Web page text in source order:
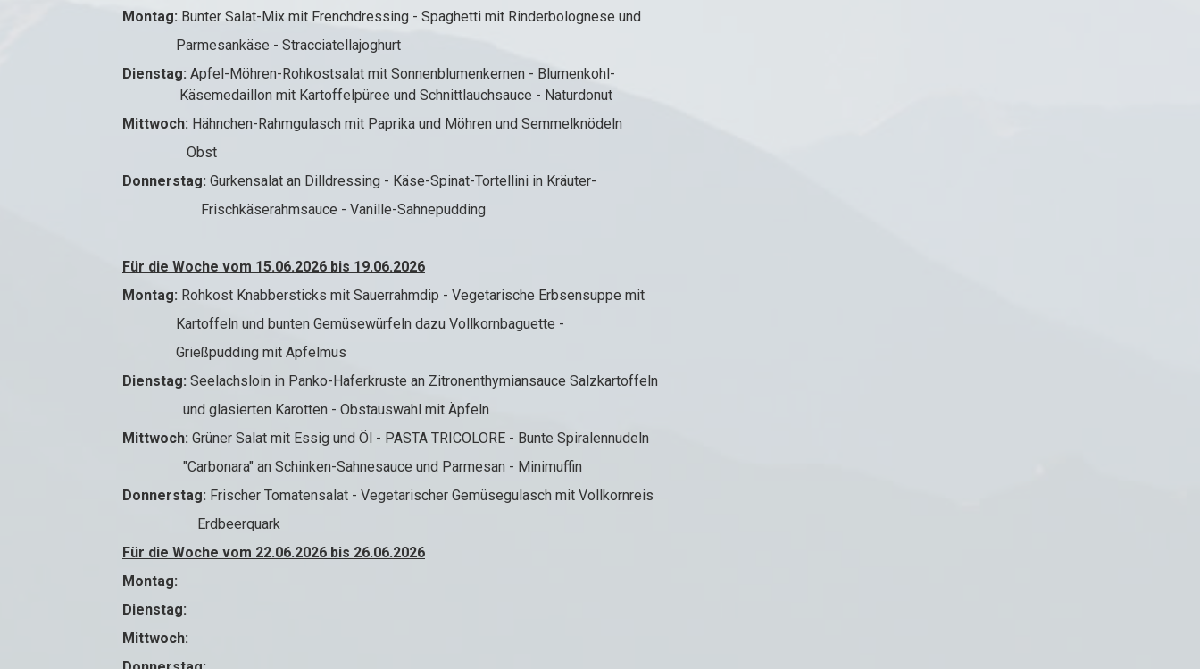
Montag: Bunter Salat-Mix mit Frenchdressing - Spaghetti mit Rinderbolognese und
Parmesankäse - Stracciatellajoghurt
Dienstag: Apfel-Möhren-Rohkostsalat mit Sonnenblumenkernen - Blumenkohl-
Käsemedaillon mit Kartoffelpüree und Schnittlauchsauce - Naturdonut
Mittwoch: Hähnchen-Rahmgulasch mit Paprika und Möhren und Semmelknödeln
Obst
Donnerstag: Gurkensalat an Dilldressing - Käse-Spinat-Tortellini in Kräuter-
Frischkäserahmsauce - Vanille-Sahnepudding
Für die Woche vom 15.06.2026 bis 19.06.2026
Montag: Rohkost Knabbersticks mit Sauerrahmdip - Vegetarische Erbsensuppe mit
Kartoffeln und bunten Gemüsewürfeln dazu Vollkornbaguette -
Grießpudding mit Apfelmus
Dienstag: Seelachsloin in Panko-Haferkruste an Zitronenthymiansauce Salzkartoffeln
und glasierten Karotten - Obstauswahl mit Äpfeln
Mittwoch: Grüner Salat mit Essig und Öl - PASTA TRICOLORE - Bunte Spiralennudeln
"Carbonara" an Schinken-Sahnesauce und Parmesan - Minimuffin
Donnerstag: Frischer Tomatensalat - Vegetarischer Gemüsegulasch mit Vollkornreis
Erdbeerquark
Für die Woche vom 22.06.2026 bis 26.06.2026
Montag:
Dienstag:
Mittwoch: